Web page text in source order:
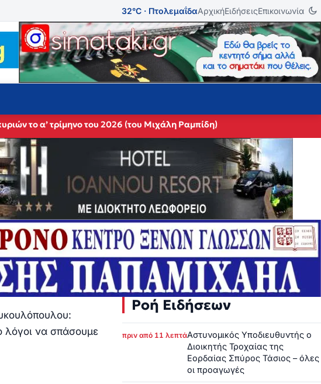
32°C · ΠτολεμαΐδαΑρχικήΕιδήσειςΕπικοινωνία
το α’ τρίμηνο του 2026 (του Μιχάλη Ραμπίδη)
λόγοι να σπάσουμε
Ροή Ειδήσεων
πριν από 11 λεπτάΑστυνομικός Υποδιευθυντής ο
Διοικητής Τροχαίας της
Εορδαίας Σπύρος Τάσιος – όλες
οι προαγωγές